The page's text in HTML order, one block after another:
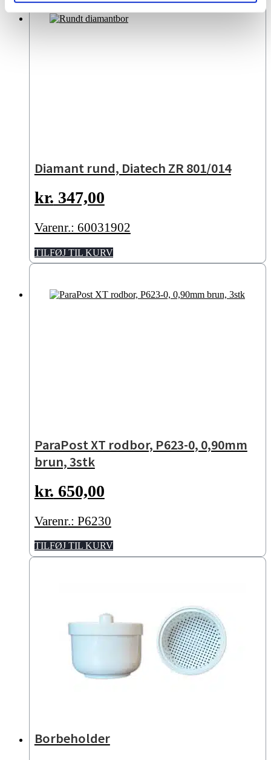
Diamant rund, Diatech ZR 801/014
kr. 347,00
Varenr.: 60031902
TILFØJ TIL KURV
ParaPost XT rodbor, P623-0, 0,90mm
brun, 3stk
kr. 650,00
Varenr.: P6230
TILFØJ TIL KURV
Borbeholder